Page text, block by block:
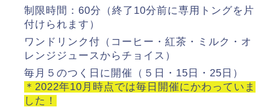
制限時間：60分（終了10分前に専用トングを片
付けられます）
ワンドリンク付（コーヒー・紅茶・ミルク・オ
レンジジュースからチョイス）
毎月５のつく日に開催（５日・15日・25日）
＊2022年10月時点では毎日開催にかわって い ま
した！